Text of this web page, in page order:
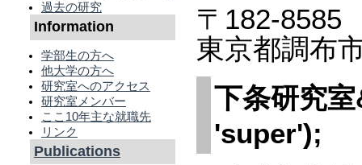
過去の研究
Information
学部生の方へ
他大学の方へ
研究室へのアクセス
研究室メンバー
ここ10年主な就職先
リンク
Publications
〒182-8585
東京都調布
下条研究
'super');